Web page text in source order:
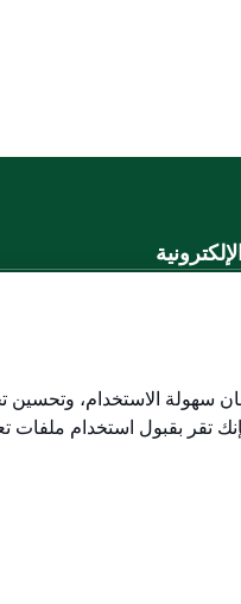
سهولة الاستخدام، وتحسين
تقر بقبول استخدام